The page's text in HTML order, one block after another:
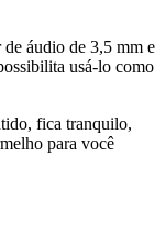
áudio de 3,5 mm e
usá-lo como
fica tranquilo,
para você